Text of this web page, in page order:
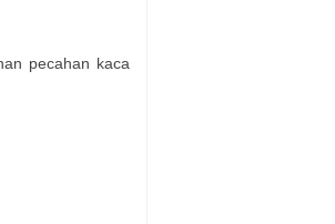
pecahan kaca